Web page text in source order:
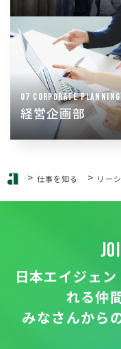
07 CORPORATE PLANNING
経営企画部
WEB戦略・システム
発・広報活動など
心に事業戦略の立
実施、プロジェク
推進・管理を行う
> 仕事を知る > リー
日本エイジェ
れる仲
みなさんから